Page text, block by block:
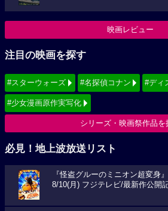
映画レビュー
注目の映画を探す
#スターウォーズ #名探偵コナン #ディ
#少女漫画原作実写化
シリーズ・映画祭作品を
必見！地上波放送リスト
『怪盗グルーのミニオン超変身』
8/10(月) フジテレビ/最新作公開